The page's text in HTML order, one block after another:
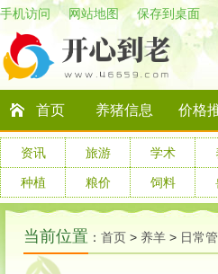
手机访问 网站地图 保存到桌面
首页 养猪信息 价格
资讯 旅游 学术
种植 粮价 饲料
当前位置 ： 首页 > 养羊 > 日常